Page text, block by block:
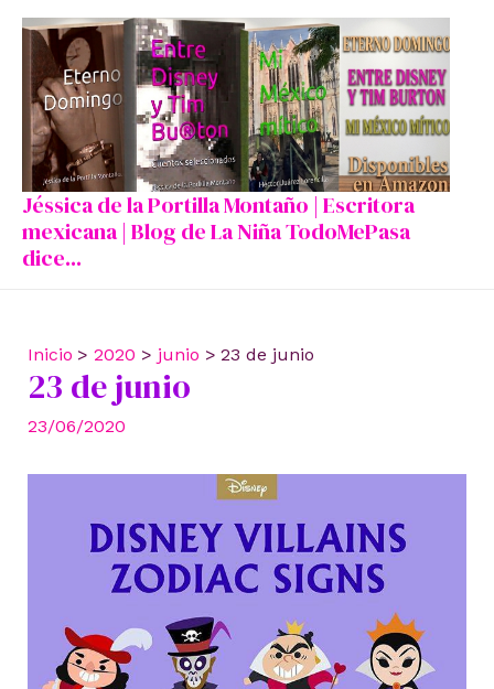
contenido
Jéssica de la Portilla Montaño | Escritora
mexicana | Blog de La Niña TodoMePasa
dice...
Inicio 2020 junio 23 de junio
23 de junio
23/06/2020